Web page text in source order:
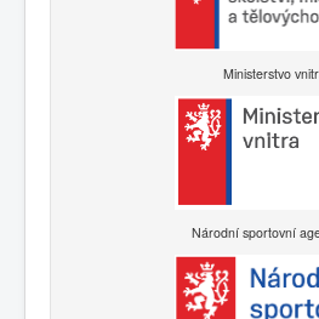
Ministerstvo
Národní sportovní